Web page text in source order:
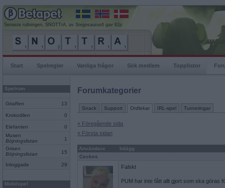
Senaste rullningen, SNOTTrA, av Stegosaurus6 gav 62p
Start Spelregler Vanliga frågor Sök medlem Topplistor
Spelrum
Giraffen 13
Krokodilen 0
Elefanten
0
Musen
Böjningslistan
1
Grisen
Böjningslistan
15
Inloggade 29
Mobilspel
Forumkategorier
Snack Support Ordlekar IRL-spel Turneringar
« Föregående sida
« Första sidan
Användare
Inlägg
Ceckes
Falskt
PUM har inte fått allt gjort som ska göras